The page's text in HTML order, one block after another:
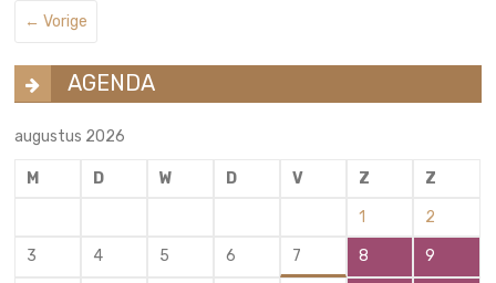
← Vorige
AGENDA
augustus 2026
M D W D V Z Z
1 2
3 4 5 6 7 8 9